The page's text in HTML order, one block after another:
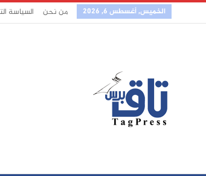
الخميس, أغسطس 6, 2026 من نحن السياسة